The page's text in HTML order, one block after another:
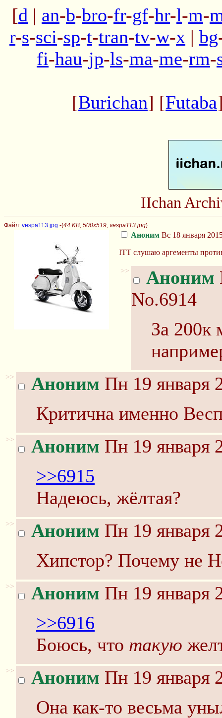
[d | an-b-bro-fr-gf-hr-l-m-
r-s-sci-sp-t-tran-tv-w-x | bg
fi-hau-jp-ls-ma-me-rm-
[Burichan] [Futaba
IIchan
Файл: vespa113.jpg -(44 KB, 500x519, vespa113.jpg)
Аноним Вс 18 января
ITT слушаю аргементы
>> Аноним
No.6914
За 200к
>> Аноним Пн 19 января
Критична именно
>> Аноним Пн 19 января
>>6915
Надеюсь, жёлтая?
>> Аноним Пн 19 января
Хипстор? Почему не
>> Аноним Пн 19 января
>>6916
Боюсь, что такую
>> Аноним Пн 19 января
Она как-то весьма